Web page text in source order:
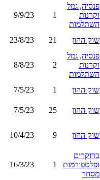
פנסיה, גמל
וקרנות
השתלמות
1
9/9/23
שוק ההון 21
23/8/23
פנסיה, גמל
וקרנות
השתלמות
2
8/8/23
שוק ההון 1
7/5/23
שוק ההון 25
7/5/23
שוק ההון 9
10/4/23
ברוקרים
ופלטפורמות
מסחר
1
16/3/23